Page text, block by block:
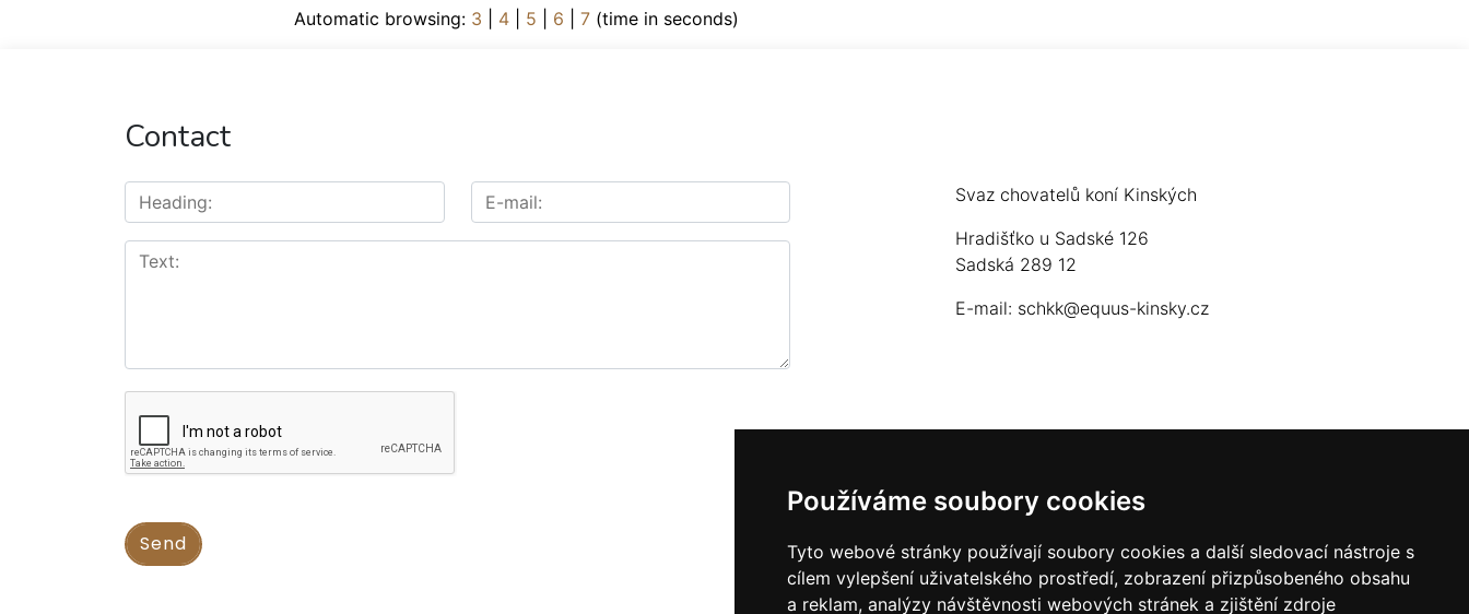
Používáme soubory cookies
Tyto webové stránky používají soubory cookies a další sledovací nástroje s
cílem vylepšení uživatelského prostředí, zobrazení přizpůsobeného obsahu
a reklam, analýzy návštěvnosti webových stránek a zjištění zdroje
Automatic browsing: 3 4 5 6 7 (time in seconds)
Contact
Svaz chovatelů koní Kinských
Hradišťko u Sadské 126
Sadská 289 12
E-mail: schkk@equus-kinsky.cz